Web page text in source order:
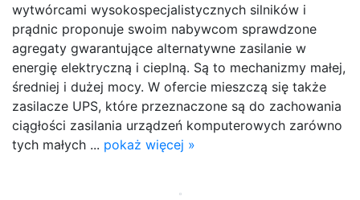
wytwórcami wysokospecjalistycznych silników i
prądnic proponuje swoim nabywcom sprawdzone
agregaty gwarantujące alternatywne zasilanie w
energię elektryczną i cieplną. Są to mechanizmy małej,
średniej i dużej mocy. W ofercie mieszczą się także
zasilacze UPS, które przeznaczone są do zachowania
ciągłości zasilania urządzeń komputerowych zarówno
tych małych ... pokaż więcej »